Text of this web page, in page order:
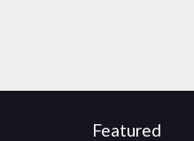
Featured